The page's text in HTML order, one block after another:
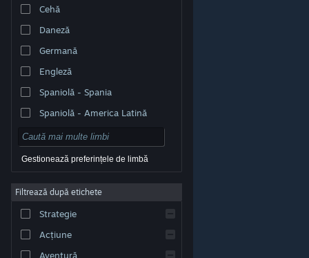
© Valve Corporation. Toate drepturile rezervate. Toate
respectivi în SUA și celelalte țări.
Acordul Steam pentru abonați
Cookie-uri
Cehă
Daneză
Germană
Engleză
Spaniolă - Spania
Spaniolă - America Latină
Gestionează preferințele de limbă
Filtrează după etichete
Strategie
Acțiune
Aventură